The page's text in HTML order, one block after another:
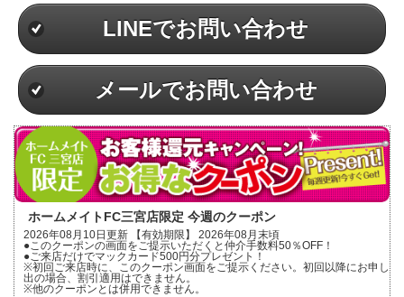
LINEでお問い合わせ
メールでお問い合わせ
ホームメイトFC三宮店限定 今週のクーポン
2026年08月10日更新 【有効期限】 2026年08月末頃
●このクーポンの画面をご提示いただくと仲介手数料50％OFF！
●ご来店だけでマックカード500円分プレゼント！
※初回ご来店時に、このクーポン画面をご提示ください。初回以降にお申し
出の場合、割引適用はできません。
※他のクーポンとは併用できません。